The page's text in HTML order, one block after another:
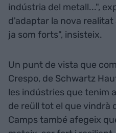
indústria del metall...",
d'adaptar la nova
ja som forts", insisteix.
Un punt de vista que
Crespo, de Schwartz
les indústries que tenim
de reüll tot el que vindrà
Camps també afegeix